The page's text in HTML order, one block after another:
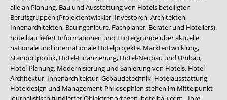
alle an Planung, Bau und Ausstattung von Hotels beteiligten
Berufsgruppen (Projektentwickler, Investoren, Architekten,
Innenarchitekten, Bauingenieure, Fachplaner, Berater und Hoteliers).
hotelbau liefert Informationen und Hintergründe über aktuelle
nationale und internationale Hotelprojekte. Marktentwicklung,
Standortpolitik, Hotel-Finanzierung, Hotel-Neubau und Umbau,
Hotel-Planung, Modernisierung und Sanierung von Hotels, Hotel-
Architektur, Innenarchitektur, Gebäudetechnik, Hotelausstattung,
Hoteldesign und Management-Philosophien stehen im Mittelpunkt